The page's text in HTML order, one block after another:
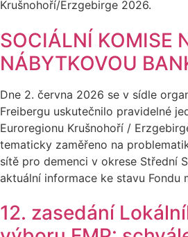
Krušnohoří/Erzgebirge 2026.
SOCIÁLNÍ KOMISE
NÁBYTKOVOU
Dne 2. června 2026 se v sídle
Freibergu uskutečnilo pravidelné
Euroregionu Krušnohoří /
tematicky zaměřeno na
sítě pro demenci v okrese Střední
aktuální informace ke stavu Fondu
12. zasedání